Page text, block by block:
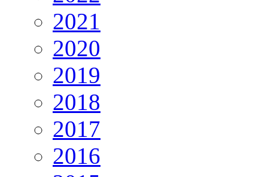
2021
2020
2019
2018
2017
2016